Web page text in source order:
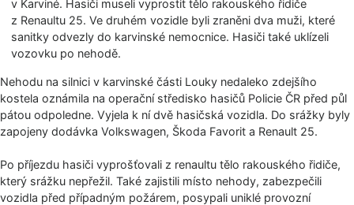
v Karviné. Hasiči museli vyprostit tělo rakouského řidiče
z Renaultu 25. Ve druhém vozidle byli zraněni dva muži, které
sanitky odvezly do karvinské nemocnice. Hasiči také uklízeli
vozovku po nehodě.
Nehodu na silnici v karvinské části Louky nedaleko zdejšího
kostela oznámila na operační středisko hasičů Policie ČR před půl
pátou odpoledne. Vyjela k ní dvě hasičská vozidla. Do srážky byly
zapojeny dodávka Volkswagen, Škoda Favorit a Renault 25.
Po příjezdu hasiči vyprošťovali z renaultu tělo rakouského řidiče,
který srážku nepřežil. Také zajistili místo nehody, zabezpečili
vozidla před případným požárem, posypali uniklé provozní